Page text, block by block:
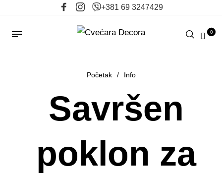
+381 69 3247429
0
Početak / Info
Savršen
poklon za